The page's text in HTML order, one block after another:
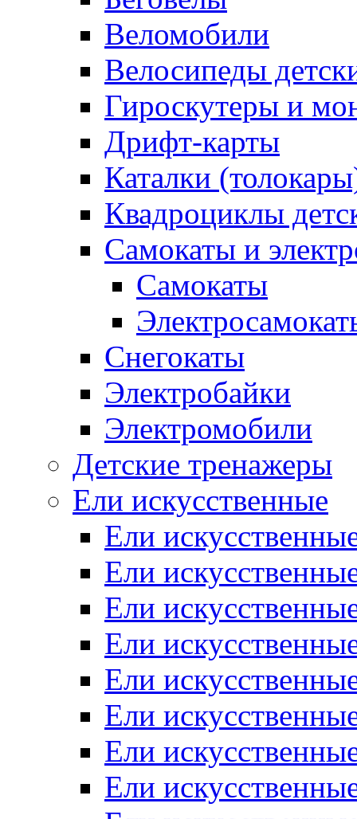
Веломобили
Велосипеды
Гироскутеры и
Дрифт-карты
Каталки
Квадроциклы
Самокаты и
Самокаты
Снегокаты
Электробайки
Электромобили
Детские тренажеры
Ели искусственные
Ели
Ели
Ели
Ели
Ели
Ели
Ели
Ели